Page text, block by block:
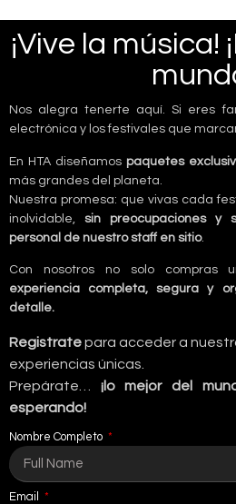
¡Vive la música!
Nos alegra tenerte aquí. Si eres
electrónica y los festivales que
En HTA diseñamos paquetes
más grandes del planeta.
Nuestra promesa: que vivas cada
inolvidable, sin preocupaciones y
personal de nuestro staff en sitio.
Con nosotros no solo compras
experiencia completa, segura y
detalle.
Registratepara acceder a
experiencias únicas.
Prepárate… ¡lo mejor del
esperando!
Nombre Completo
Email